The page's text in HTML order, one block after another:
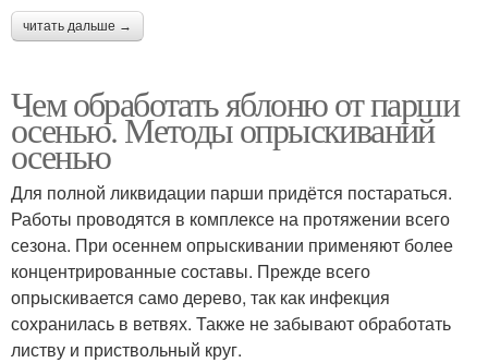
читать дальше →
Чем обработать яблоню от парши
осенью. Методы опрыскиваний
осенью
Для полной ликвидации парши придётся постараться.
Работы проводятся в комплексе на протяжении всего
сезона. При осеннем опрыскивании применяют более
концентрированные составы. Прежде всего
опрыскивается само дерево, так как инфекция
сохранилась в ветвях. Также не забывают обработать
листву и приствольный круг.